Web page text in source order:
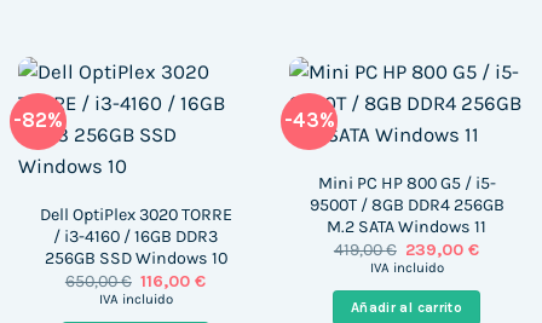
-82%
Dell OptiPlex 3020 TORRE
/ i3-4160 / 16GB DDR3
256GB SSD Windows 10
650,00€ El
precio
116,00€El
IVA incluido
-43%
Mini PC HP 800 G5 / i5-
9500T / 8GB DDR4 256GB
M.2 SATA Windows 11
419,00€ El
precio
era:
419,00 €.
239,00€El
es:
IVA incluido
Añadir al carrito